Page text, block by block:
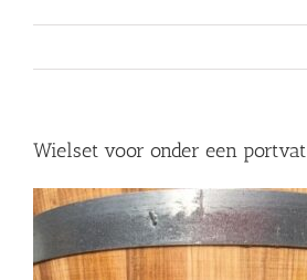
Wielset voor onder een portvat